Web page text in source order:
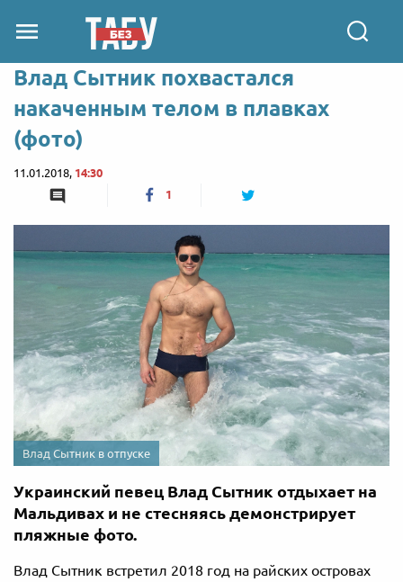
Влад Сытник похвастался
накаченным телом в плавках
(фото)
11.01.2018, 14:30
1
Влад Сытник в отпуске
Украинский певец Влад Сытник отдыхает на
Мальдивах и не стесняясь демонстрирует
пляжные фото.
Влад Сытник встретил 2018 год на райских островах